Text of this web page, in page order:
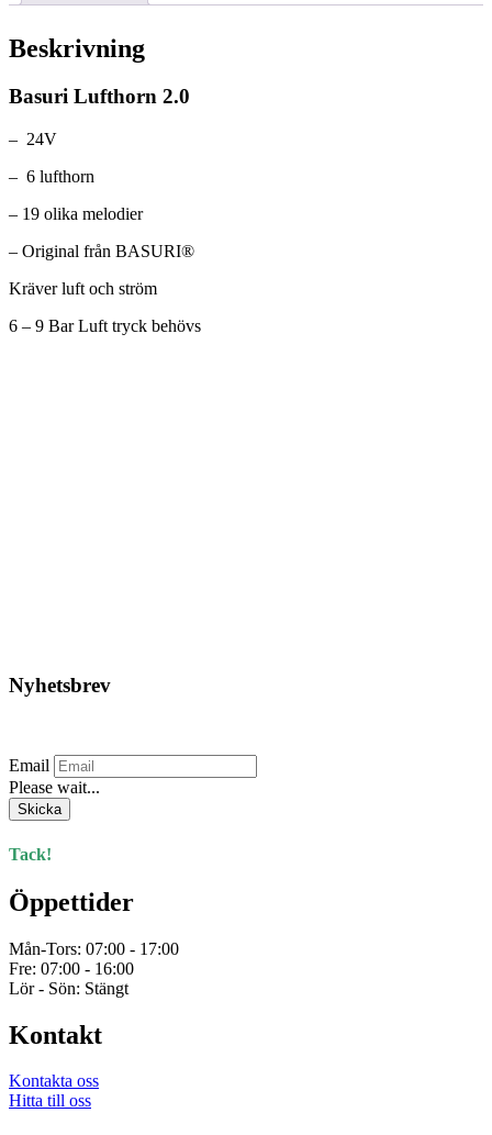
Beskrivning
Basuri Lufthorn 2.0
– 24V
– 6 lufthorn
– 19 olika melodier
– Original från BASURI®
Kräver luft och ström
6 – 9 Bar Luft tryck behövs
Nyhetsbrev
Email
Please wait...
Skicka
Tack!
Öppettider
Mån-Tors: 07:00 - 17:00
Fre: 07:00 - 16:00
Lör - Sön: Stängt
Kontakt
Kontakta oss
Hitta till oss